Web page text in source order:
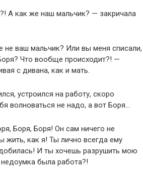
А как же наш мальчик? — закричала
не ваш мальчик? Или вы меня списали,
Что вообще происходит?! —
с дивана, как и мать.
устроился на работу, скоро
волноваться не надо, а вот Боря…
Боря, Боря! Он сам ничего не
жить, как я! Ты лично всегда ему
И ты хочешь разрушить мою
была работа?!